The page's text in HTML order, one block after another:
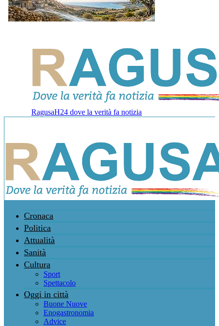
RagusaH24 dove la verità fa notizia
Cronaca
Politica
Attualità
Sanità
Cultura
Sport
Spettacolo
Oggi in città
Buone Nuove
Enogastronomia
Advice